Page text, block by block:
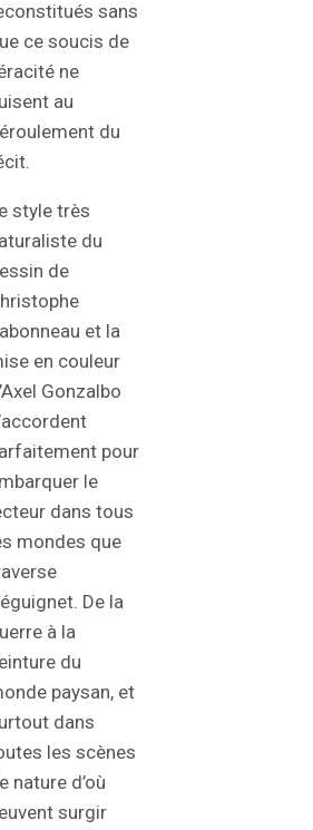
sans
ce soucis de
ne
au
du
style très
du
de
et la
en couleur
Gonzalbo
pour
le
dans tous
mondes que
De la
à la
du
paysan, et
dans
les scènes
nature d’où
surgir